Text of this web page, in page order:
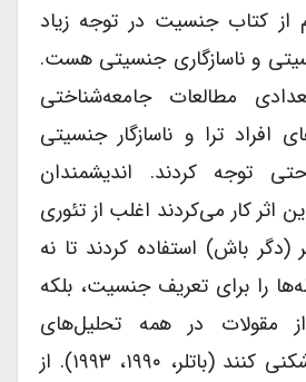
کتاب جنسیت در توجه زیاد
و ناسازگاری جنسیتی هست.
تعدادی مطالعات جامعه‌شناختی
ترا‌ و ناسازگار جنسیتی
توجه کردند. اندیشمندان
اثر کار می‌کردند اغلب از تئوری
باش) استفاده کردند تا نه
را برای تعریف جنسیت، بلکه
مقولات در همه تحلیل‌های
اجتماعی را ساختارشکنی کنند (باتلر، ۱۹۹۰، ۱۹۹۳). از